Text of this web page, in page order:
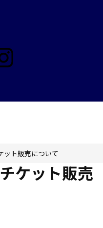
ット販売について
ケット販売